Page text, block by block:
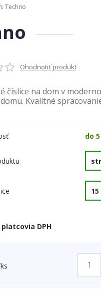
Techno
Ohodnotiť produkt
číslice na dom v
Kvalitné
do
DPH
ks